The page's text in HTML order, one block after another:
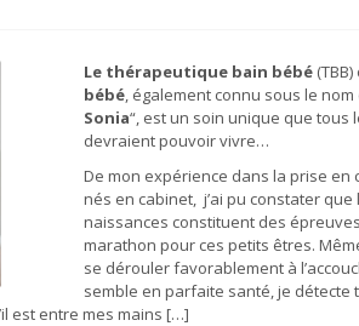
Le thérapeutique bain bébé (TBB)
bébé, également connu sous le nom
Sonia“, est un soin unique que tous
devraient pouvoir vivre…
De mon expérience dans la prise en
nés en cabinet, j’ai pu constater
naissances constituent des
marathon pour ces petits êtres.
se dérouler favorablement à
semble en parfaite santé, je détecte
est entre mes mains […]